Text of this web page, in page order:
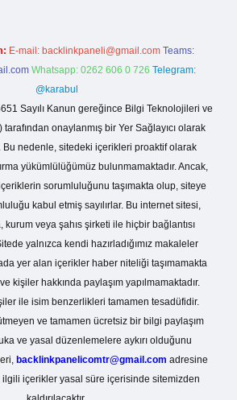
E-mail: backlinkpaneli@gmail.com Teams:
Whatsapp: 0262 606 0 726 Telegram:
@karabul
Sayılı Kanun gereğince Bilgi Teknolojileri ve
tarafından onaylanmış bir Yer Sağlayıcı olarak
Bu nedenle, sitedeki içerikleri proaktif olarak
yükümlülüğümüz bulunmamaktadır. Ancak,
sorumluluğunu taşımakta olup, siteye
kabul etmiş sayılırlar. Bu internet sitesi,
kurum veya şahıs şirketi ile hiçbir bağlantısı
yalnızca kendi hazırladığımız makaleler
yer alan içerikler haber niteliği taşımamakta
kişiler hakkında paylaşım yapılmamaktadır.
ile isim benzerlikleri tamamen tesadüfidir.
ve tamamen ücretsiz bir bilgi paylaşım
ve yasal düzenlemelere aykırı olduğunu
backlinkpanelicomtr@gmail.com adresine
içerikler yasal süre içerisinde sitemizden